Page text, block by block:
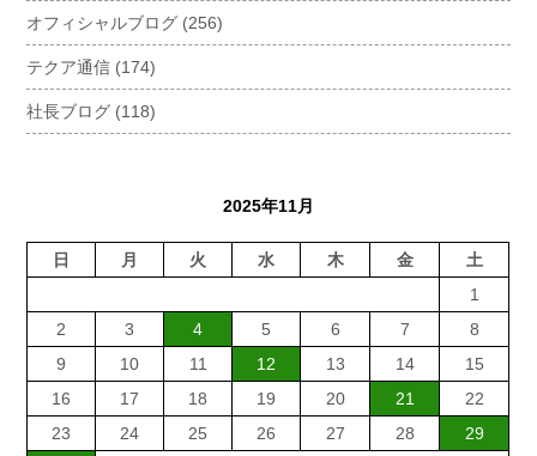
オフィシャルブログ (256)
テクア通信 (174)
社長ブログ (118)
2025年11月
日 月 火 水 木 金 土
1
2
3 4 5 6 7
8
9
10 11 12 13 14
15
16
17 18 19 20 21
22
23
24 25 26 27 28
29